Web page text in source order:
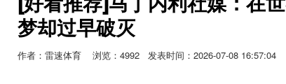
梦却过早破灭
作者：雷速体育 浏览： 4992 发表时间：2026-07-08 16:57:04